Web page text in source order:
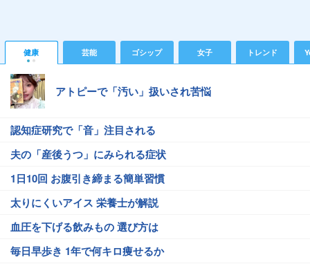
健康 芸能 ゴシップ 女子 トレンド
アトピーで「汚い」扱いされ苦悩
認知症研究で「音」注目される
夫の「産後うつ」にみられる症状
1日10回 お腹引き締まる簡単習慣
太りにくいアイス 栄養士が解説
血圧を下げる飲みもの 選び方は
毎日早歩き 1年で何キロ痩せるか